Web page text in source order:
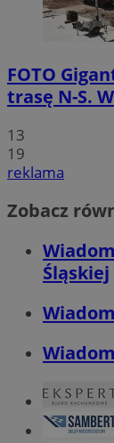
FOTO
trasę N-S.
13
19
reklama
Zobacz
Śląskiej